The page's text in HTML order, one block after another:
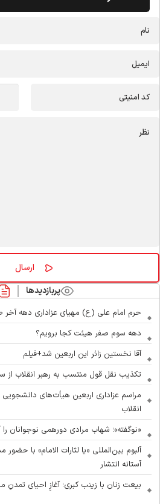
پربازدیدها
حرم امام علی (ع) مهیای عزاداری دهه آخر
دهه سوم صفر هیئت کجا برویم؟
آقا نخستین زائر این اربعین شد+فیلم
تکذیب نقل قول منتسب به رهبر انقلاب از
مراسم عزاداری اربعین هیأت‌های
انقلاب
«نوگفته»؛ شهاب مرادی دورهمی نوجوانان را
آلبوم بین‌المللی «یا لثارات الامام» با حضور
آستانه انتشار
بیعت زنان با زینب کبری؛ آغازِ احیای